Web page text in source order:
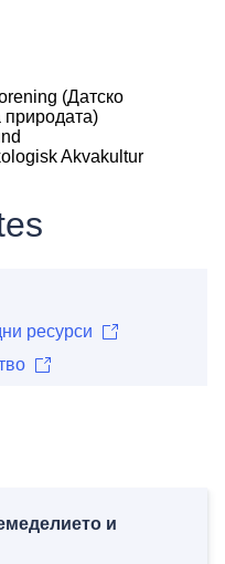
(Датско
природата)
Akvakultur
ресурси
и